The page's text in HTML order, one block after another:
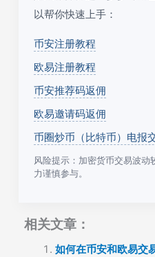
以帮你快速上手：
币安注册教程
欧易注册教程
币安推荐码返佣
欧易邀请码返佣
币圈炒币（比特币）电报
风险提示：加密货币交易波
力谨慎参与。
相关文章：
如何在币安和欧易